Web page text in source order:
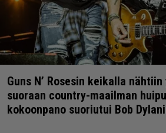
Guns N’ Rosesin keikalla
suoraan country-maailman
kokoonpano suoriutui Bob